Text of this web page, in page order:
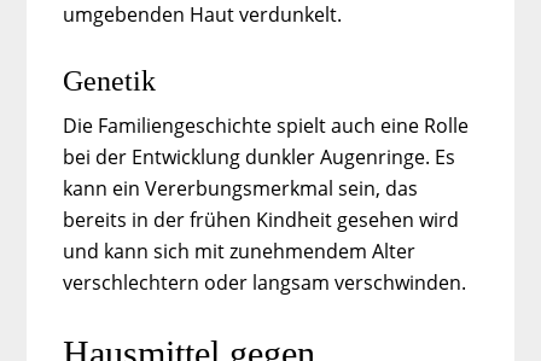
umgebenden Haut verdunkelt.
Genetik
Die Familiengeschichte spielt auch eine Rolle
bei der Entwicklung dunkler Augenringe. Es
kann ein Vererbungsmerkmal sein, das
bereits in der frühen Kindheit gesehen wird
und kann sich mit zunehmendem Alter
verschlechtern oder langsam verschwinden.